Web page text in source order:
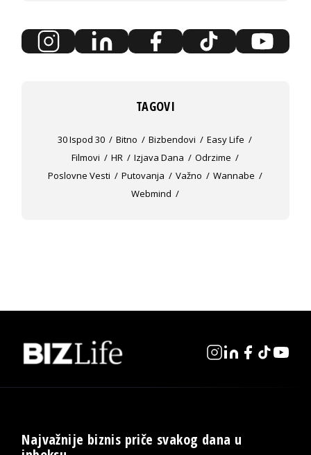
TAGOVI
30 Ispod 30 Bitno Bizbendovi
Easy Life
Filmovi
HR Izjava Dana
Odrzime
Poslovne Vesti
Putovanja Važno
Wannabe
Webmind
Najvažnije biznis priče svakog dana u